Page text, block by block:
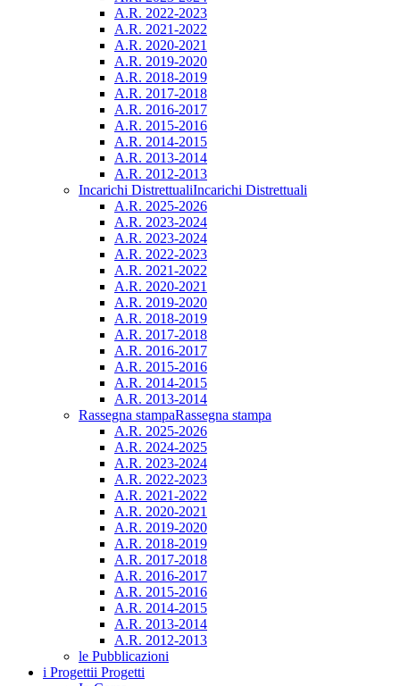
A.R. 2022-2023
A.R. 2021-2022
A.R. 2020-2021
A.R. 2019-2020
A.R. 2018-2019
A.R. 2017-2018
A.R. 2016-2017
A.R. 2015-2016
A.R. 2014-2015
A.R. 2013-2014
A.R. 2012-2013
Incarichi DistrettualiIncarichi Distrettuali
A.R. 2025-2026
A.R. 2023-2024
A.R. 2023-2024
A.R. 2022-2023
A.R. 2021-2022
A.R. 2020-2021
A.R. 2019-2020
A.R. 2018-2019
A.R. 2017-2018
A.R. 2016-2017
A.R. 2015-2016
A.R. 2014-2015
A.R. 2013-2014
Rassegna stampaRassegna stampa
A.R. 2025-2026
A.R. 2024-2025
A.R. 2023-2024
A.R. 2022-2023
A.R. 2021-2022
A.R. 2020-2021
A.R. 2019-2020
A.R. 2018-2019
A.R. 2017-2018
A.R. 2016-2017
A.R. 2015-2016
A.R. 2014-2015
A.R. 2013-2014
A.R. 2012-2013
le Pubblicazioni
i Progettii Progetti